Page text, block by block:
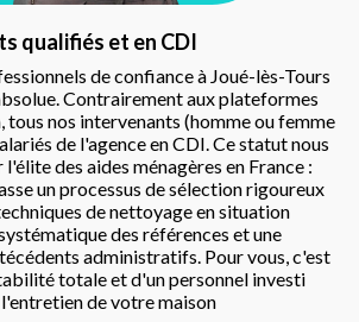
qualifiés et en CDI
de confiance à Joué-lès-Tours
Contrairement aux plateformes
tous nos intervenants (homme ou femme
de l'agence en CDI. Ce statut nous
des aides ménagères en France :
un processus de sélection rigoureux
de nettoyage en situation
des références et une
administratifs. Pour vous, c'est
totale et d'un personnel investi
de votre maison